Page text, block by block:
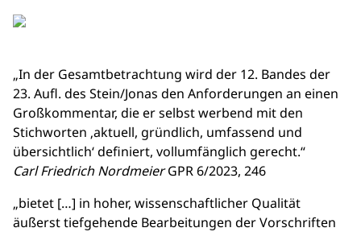
„In der Gesamtbetrachtung wird der 12. Bandes der
23. Aufl. des Stein/Jonas den Anforderungen an einen
Großkommentar, die er selbst werbend mit den
Stichworten ‚aktuell, gründlich, umfassend und
übersichtlich‘ definiert, vollumfänglich gerecht.“
Carl Friedrich NordmeierGPR 6/2023, 246
„bietet […] in hoher, wissenschaftlicher Qualität
äußerst tiefgehende Bearbeitungen der Vorschriften